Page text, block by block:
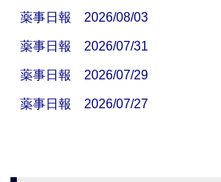
薬事日報 2026/08/03
薬事日報 2026/07/31
薬事日報 2026/07/29
薬事日報 2026/07/27